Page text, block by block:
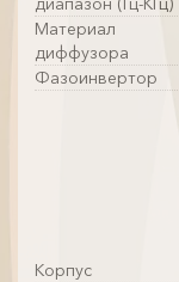
Материал
диффузора
Фазоинвертор
Корпус